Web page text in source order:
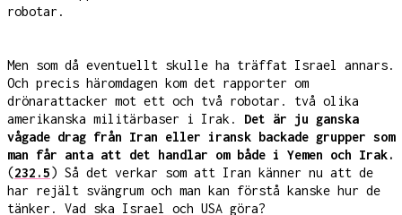
robotar.
Men som då eventuellt skulle ha träffat Israel annars.
Och precis häromdagen kom det rapporter om
drönarattacker mot ett och två robotar. två olika
amerikanska militärbaser i Irak. Det är ju ganska
vågade drag från Iran eller iransk backade grupper som
man får anta att det handlar om både i Yemen och Irak.
(232.5) Så det verkar som att Iran känner nu att de
har rejält svängrum och man kan förstå kanske hur de
tänker. Vad ska Israel och USA göra?